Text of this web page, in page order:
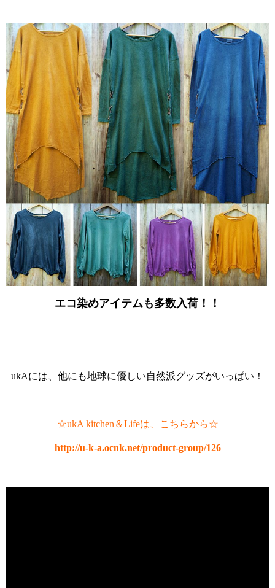
エコ染めアイテムも多数入荷！！
ukAには、他にも地球に優しい自然派グッズがいっぱい！
☆ukA kitchen＆Lifeは、こちらから☆
http://u-k-a.ocnk.net/product-group/126